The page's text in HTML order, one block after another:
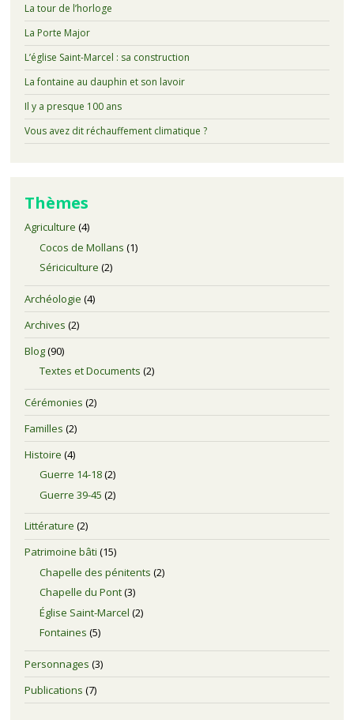
La tour de l’horloge
La Porte Major
L’église Saint-Marcel : sa construction
La fontaine au dauphin et son lavoir
Il y a presque 100 ans
Vous avez dit réchauffement climatique ?
Thèmes
Agriculture (4)
Cocos de Mollans (1)
Sériciculture (2)
Archéologie (4)
Archives (2)
Blog(90)
Textes et Documents (2)
Cérémonies (2)
Familles (2)
Histoire (4)
Guerre 14-18(2)
Guerre 39-45 (2)
Littérature (2)
Patrimoine bâti (15)
Chapelle des pénitents (2)
Chapelle du Pont(3)
Église Saint-Marcel (2)
Fontaines (5)
Personnages (3)
Publications (7)